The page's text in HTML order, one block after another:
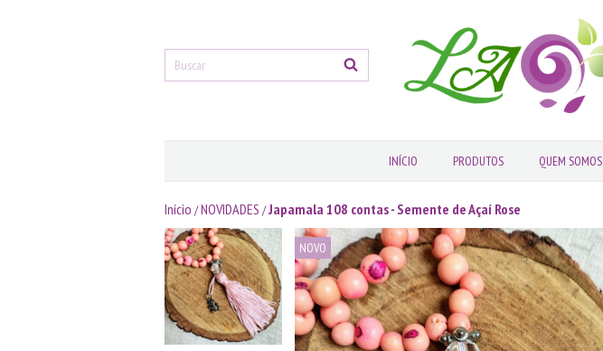
INÍCIO PRODUTOS QUEM SOMOS
Início /NOVIDADES /Japamala 108 contas - Semente de Açaí Rose
NOVO